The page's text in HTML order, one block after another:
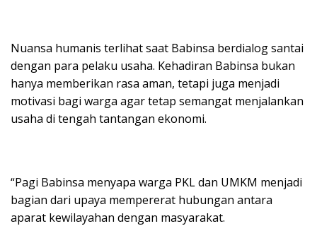
Nuansa humanis terlihat saat Babinsa berdialog santai
dengan para pelaku usaha. Kehadiran Babinsa bukan
hanya memberikan rasa aman, tetapi juga menjadi
motivasi bagi warga agar tetap semangat menjalankan
usaha di tengah tantangan ekonomi.
“Pagi Babinsa menyapa warga PKL dan UMKM menjadi
bagian dari upaya mempererat hubungan antara
aparat kewilayahan dengan masyarakat.